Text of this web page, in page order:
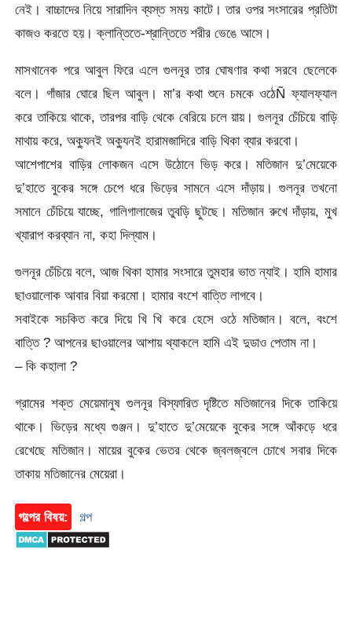
নেই। বাচ্চাদের নিয়ে সারাদিন ব্যস্ত সময় কাটে। তার ওপর সংসারের প্রতিটা
কাজও করতে হয়। ক্লান্তিতে-শ্রান্তিতে শরীর ভেঙে আসে।
মাসখানেক পরে আবুল ফিরে এলে গুলনূর তার ঘোষণার কথা সরবে ছেলেকে
বলে। গাঁজার ঘোরে ছিল আবুল। মা’র কথা শুনে চমকে ওঠেÑ ফ্যালফ্যাল
করে তাকিয়ে থাকে, তারপর বাড়ি থেকে বেরিয়ে চলে য়ায়। গুলনূর চেঁচিয়ে বাড়ি
মাথায় করে, অক্যুনই অক্যুনই হারামজাদিরে বাড়ি থিকা ব্যার করবো।
আশেপাশের বাড়ির লোকজন এসে উঠোনে ভিড় করে। মতিজান দু’মেয়েকে
দু’হাতে বুকের সঙ্গে চেপে ধরে ভিড়ের সামনে এসে দাঁড়ায়। গুলনূর তখনো
সমানে চেঁচিয়ে যাচ্ছে, গালিগালাজের তুবড়ি ছুটছে। মতিজান রুখে দাঁড়ায়, মুখ
খ্যারাপ করব্যান না, কহা দিল্যাম।
গুলনূর চেঁচিয়ে বলে, আজ থিকা হামার সংসারে তুমহার ভাত ন্যাই। হামি হামার
ছাওয়ালোক আবার বিয়া করমো। হামার বংশে বাত্তি লাগবে।
সবাইকে সচকিত করে দিয়ে খি খি করে হেসে ওঠে মতিজান। বলে, বংশে
বাত্তি ? আপনের ছাওয়ালের আশায় থ্যাকলে হামি এই দুডাও পেতাম না।
– কি কহালা ?
গ্রামের শক্ত মেয়েমানুষ গুলনূর বিস্ফারিত দৃষ্টিতে মতিজানের দিকে তাকিয়ে
থাকে। ভিড়ের মধ্যে গুঞ্জন। দু’হাতে দু’মেয়েকে বুকের সঙ্গে আঁকড়ে ধরে
রেখেছে মতিজান। মায়ের বুকের ভেতর থেকে জ্বলজ্বলে চোখে সবার দিকে
তাকায় মতিজানের মেয়েরা।
গল্পের বিষয়: গল্প